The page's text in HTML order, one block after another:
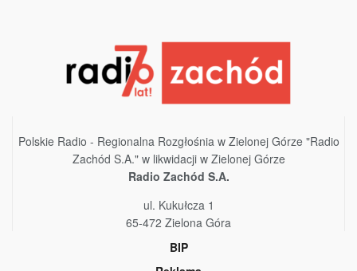
Polskie Radio - Regionalna Rozgłośnia w Zielonej Górze "Radio
Zachód S.A." w likwidacji w Zielonej Górze
Radio Zachód S.A.
ul. Kukułcza 1
65-472 Zielona Góra
BIP